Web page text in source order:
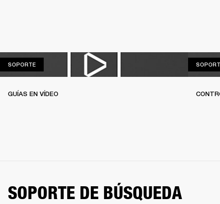
SOPORTESOPORTE
GUÍAS EN VÍDEO
SOPORTE DE BÚSQUEDA